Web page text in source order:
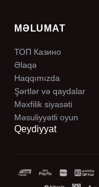
MƏLUMAT
ТОП Казино
Əlaqə
Haqqımızda
Şərtlər və qaydalar
Məxfilik siyasəti
Məsuliyyətli oyun
Qeydiyyat